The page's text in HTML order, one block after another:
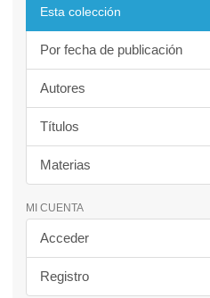
Esta colección
Por fecha de publicación
Autores
Títulos
Materias
MI CUENTA
Acceder
Registro